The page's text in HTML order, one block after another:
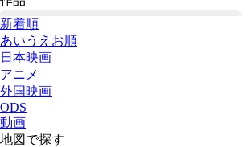
新着順
あいうえお順
日本映画
アニメ
外国映画
ODS
動画
地図で探す